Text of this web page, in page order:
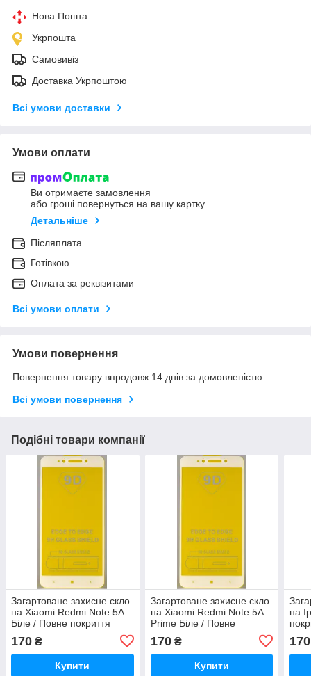
Нова Пошта
Укрпошта
Самовивіз
Доставка Укрпоштою
Всі умови доставки
Умови оплати
Ви отримаєте замовлення
або гроші повернуться на вашу картку
Детальніше
Післяплата
Готівкою
Оплата за реквізитами
Всі умови оплати
Умови повернення
Повернення товару впродовж 14 днів за домовленістю
Всі умови повернення
Подібні товари компанії
Загартоване захисне скло
на Xiaomi Redmi Note 5A
Біле / Повне покриття
170 ₴
Купити
Загартоване захисне скло
на Xiaomi Redmi Note 5A
Prime Біле / Повне
170₴
Купити
на
170